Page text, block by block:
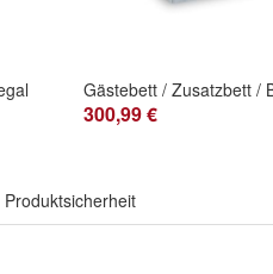
300,99 €
Produktsicherheit